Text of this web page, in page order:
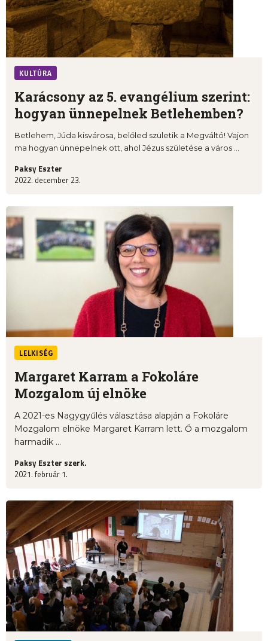
KULTÚRA
Karácsony az 5. evangélium szerint:
hogyan ünnepelnek Betlehemben?
Betlehem, Júda kisvárosa, belőled születik a Megváltó! Vajon
ma hogyan ünnepelnek ott, ahol Jézus születése a város ...
Paksy Eszter
2022. december 23.
LELKISÉG
Margaret Karram a Fokoláre
Mozgalom új elnöke
A 2021-es Nagygyűlés választása alapján a Fokoláre
Mozgalom elnöke Margaret Karram lett. Ő a mozgalom
harmadik ...
Paksy Eszter szerk.
2021. február 1.